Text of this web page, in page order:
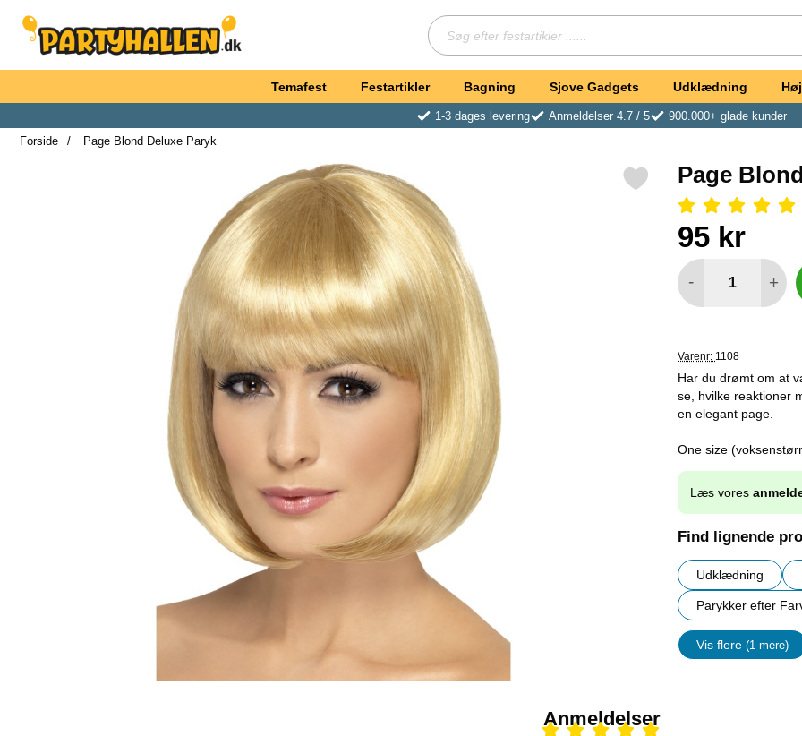
Søg
Startside for Partyhallen AB
Temafest Festartikler Bagning Sjove Gadgets Udklædning
1-3 dages levering Anmeldelser 4.7 / 5
900.000+ glade kunder
Forside
Page Blond Deluxe Paryk
Markér page Blond Deluxe Paryk som favorit
Page
Anmeldelser: 5 Stjerne,
pris
95 kr
- +
Varenr: 1108
Har du drømt om at
se, hvilke reaktioner
en elegant page.
One size
Læs vores
Find lignende
Udklædning
Parykker efter
Vis flere (1 mere)
Anmeldelser